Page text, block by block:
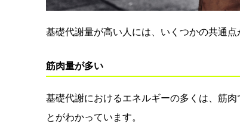
基礎代謝量が高い人には、いくつかの共通
筋肉量が多い
基礎代謝におけるエネルギーの多くは、筋
とがわかっています。